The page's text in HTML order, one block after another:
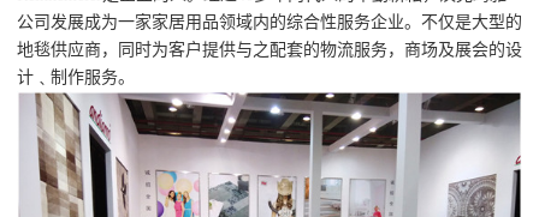
公司发展成为一家家居用品领域内的综合性服务企业。不仅是大型的
地毯供应商，同时为客户提供与之配套的物流服务，商场及展会的设
计﹑制作服务。